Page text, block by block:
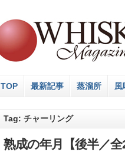
TOP 最新記事 蒸溜所 風
Tag: チャーリング
熟成の年月【後半／全